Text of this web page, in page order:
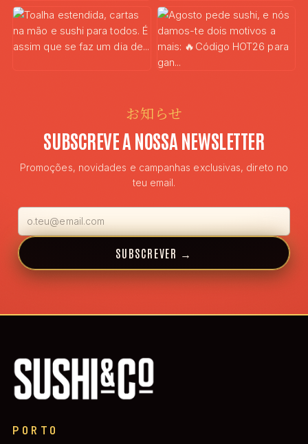
お知らせ
SUBSCREVE A NOSSA NEWSLETTER
Promoções, novidades e campanhas exclusivas, direto no
teu email.
SUBSCREVER →
PORTO